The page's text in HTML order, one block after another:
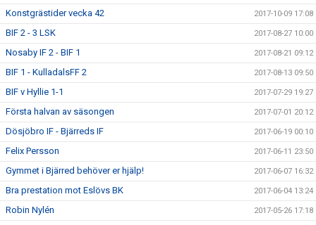
Konstgrästider vecka 42 2017-10-09 17:08
BIF 2 - 3 LSK 2017-08-27 10:00
Nosaby IF 2 - BIF 1 2017-08-21 09:12
BIF 1 - KulladalsFF 2 2017-08-13 09:50
BIF v Hyllie 1-1 2017-07-29 19:27
Första halvan av säsongen 2017-07-01 20:12
Dösjöbro IF - Bjärreds IF 2017-06-19 00:10
Felix Persson 2017-06-11 23:50
Gymmet i Bjärred behöver er hjälp! 2017-06-07 16:32
Bra prestation mot Eslövs BK 2017-06-04 13:24
Robin Nylén 2017-05-26 17:18